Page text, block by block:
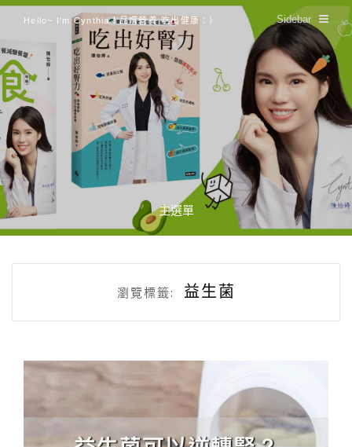
Hello~ I'm Cynthia！品嚐營養 吃出健康：） Sidebar
主選單
瀏覽標籤: 益生菌